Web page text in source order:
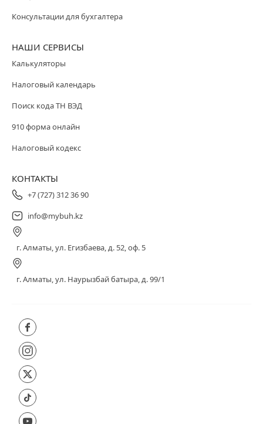
Консультации для бухгалтера
НАШИ СЕРВИСЫ
Калькуляторы
Налоговый календарь
Поиск кода ТН ВЭД
910 форма онлайн
Налоговый кодекс
КОНТАКТЫ
+7 (727) 312 36 90
info@mybuh.kz
г. Алматы, ул. Егизбаева, д. 52, оф. 5
г. Алматы, ул. Наурызбай батыра, д. 99/1